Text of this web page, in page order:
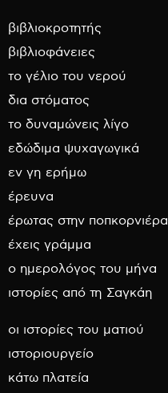
βιβλιοκροτητής
βιβλιοφάνειες
το γέλιο του νερού
δια στόματος
το δυναμώνεις λίγο
εδώδιμα ψυχαγωγικά
εν γη ερήμω
έρευνα
έρωτας στην ποπκορνιέρα
έχεις γράμμα
ο ημερολόγος του μήνα
ιστορίες από τη Σαγκάη
οι ιστορίες του ματιού
ιστοριουργείο
κάτω πλατεία